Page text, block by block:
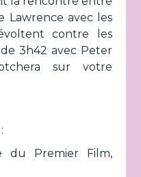
Lawrence avec les
contre les
3h42 avec Peter
sur votre
:
du Premier Film,